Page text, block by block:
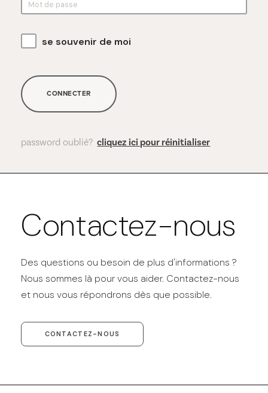
se souvenir de moi
CONNECTER
password oublié? cliquez ici pour réinitialiser
Contactez-nous
Des questions ou besoin de plus d'informations ?
Nous sommes là pour vous aider. Contactez-nous
et nous vous répondrons dès que possible.
CONTACTEZ-NOUS